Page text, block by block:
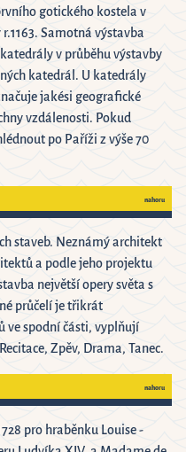
gotického kostela v
Samotná výstavba
v průběhu výstavby
katedrál. U katedrály
jakési geografické
vzdálenosti. Pokud
po Paříži z výše 70
nahoru
staveb. Neznámý architekt
a podle jeho projektu
největší opery světa s
průčelí je třikrát
ve spodní části, vyplňují
Zpěv, Drama, Tanec.
nahoru
pro hraběnku Louise -